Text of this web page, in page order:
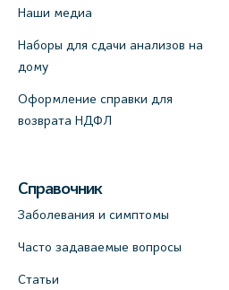
Наши медиа
Наборы для сдачи анализов на
дому
Оформление справки для
возврата НДФЛ
Справочник
Заболевания и симптомы
Часто задаваемые вопросы
Статьи